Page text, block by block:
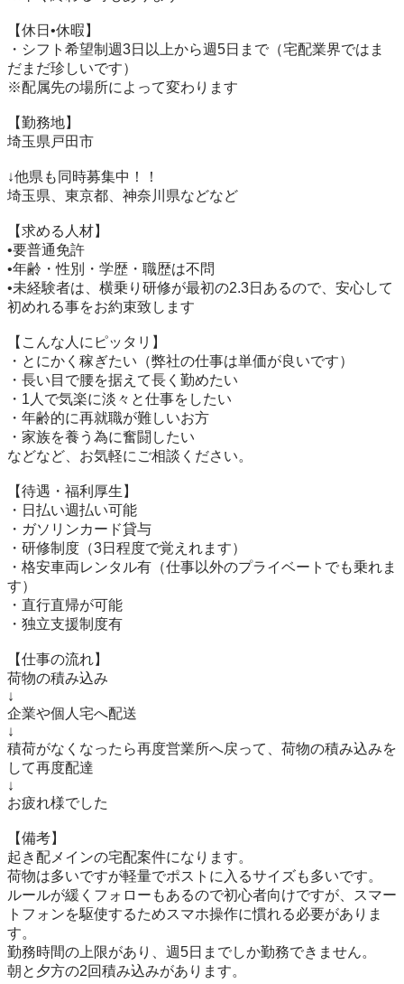
【休日•休暇】
・シフト希望制週3日以上から週5日まで（宅配業界ではま
だまだ珍しいです）
※配属先の場所によって変わります
【勤務地】
埼玉県戸田市
↓他県も同時募集中！！
埼玉県、東京都、神奈川県などなど
【求める人材】
•要普通免許
•年齢・性別・学歴・職歴は不問
•未経験者は、横乗り研修が最初の2.3日あるので、安心して
初めれる事をお約束致します
【こんな人にピッタリ】
・とにかく稼ぎたい（弊社の仕事は単価が良いです）
・長い目で腰を据えて長く勤めたい
・1人で気楽に淡々と仕事をしたい
・年齢的に再就職が難しいお方
・家族を養う為に奮闘したい
などなど、お気軽にご相談ください。
【待遇・福利厚生】
・日払い週払い可能
・ガソリンカード貸与
・研修制度（3日程度で覚えれます）
・格安車両レンタル有（仕事以外のプライベートでも乗れま
す）
・直行直帰が可能
・独立支援制度有
【仕事の流れ】
荷物の積み込み
↓
企業や個人宅へ配送
↓
積荷がなくなったら再度営業所へ戻って、荷物の積み込みを
して再度配達
↓
お疲れ様でした
【備考】
起き配メインの宅配案件になります。
荷物は多いですが軽量でポストに入るサイズも多いです。
ルールが緩くフォローもあるので初心者向けですが、スマー
トフォンを駆使するためスマホ操作に慣れる必要がありま
す。
勤務時間の上限があり、週5日までしか勤務できません。
朝と夕方の2回積み込みがあります。